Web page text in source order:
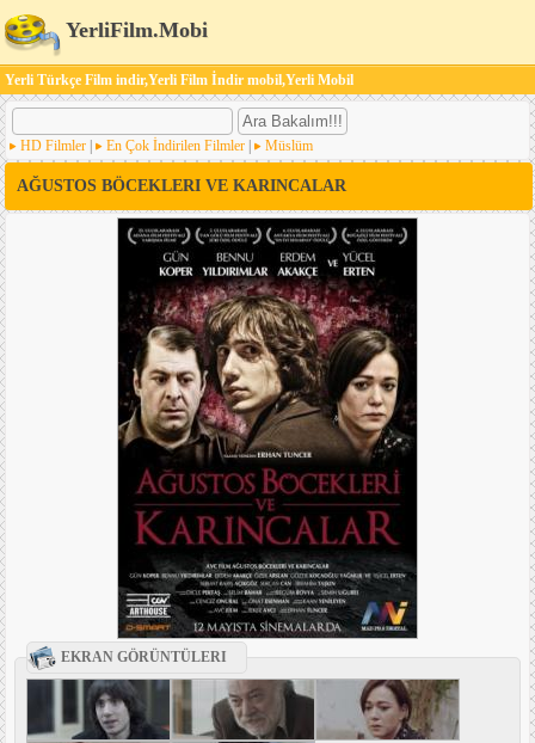
YerliFilm.Mobi
Yerli Türkçe Film indir,Yerli Film İndir mobil,Yerli Mobil
HD Filmler En Çok İndirilen Filmler Müslüm
AĞUSTOS BÖCEKLERI VE KARINCALAR
EKRAN GÖRÜNTÜLERI